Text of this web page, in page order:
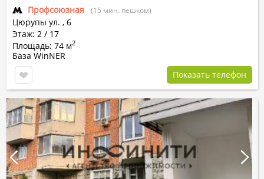
Профсоюзная (15 мин. пешком)
Цюрупы ул. , 6
Этаж: 2 / 17
Площадь: 74 м2
База WinNER
Показать телефон